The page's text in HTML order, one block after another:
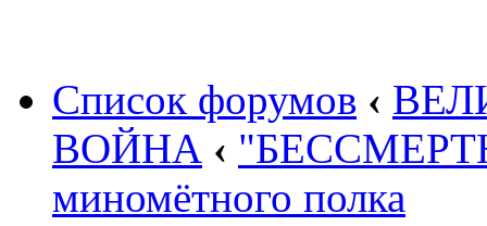
Список форумов ‹
ВОЙНА ‹
миномётного полка